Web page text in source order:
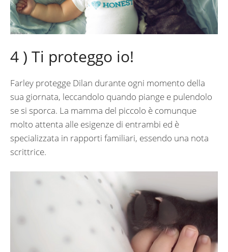
4 ) Ti proteggo io!
Farley protegge Dilan durante ogni momento della
sua giornata, leccandolo quando piange e pulendolo
se si sporca. La mamma del piccolo è comunque
molto attenta alle esigenze di entrambi ed è
specializzata in rapporti familiari, essendo una nota
scrittrice.